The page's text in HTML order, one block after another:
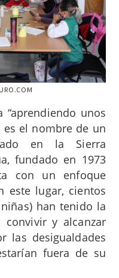
unos
es el nombre de un
en la Sierra
fundado en 1973
con un enfoque
este lugar, cientos
han tenido la
convivir y alcanzar
las desigualdades
fuera de su